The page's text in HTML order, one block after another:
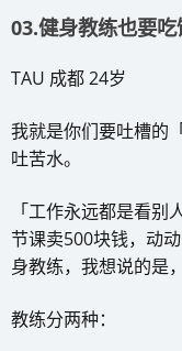
03.健身教练也要吃
TAU 成都 24岁
我就是你们要吐槽的
吐苦水。
「工作永远都是看
节课卖500块钱，动
身教练，我想说的是
教练分两种：